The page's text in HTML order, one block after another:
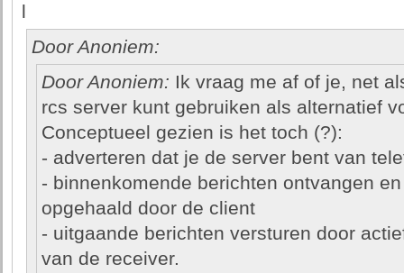
l
Door Anoniem:
Door Anoniem: Ik vraag me af of je, net
rcs server kunt gebruiken als alternatief
Conceptueel gezien is het toch (?):
- adverteren dat je de server bent van
- binnenkomende berichten ontvangen
opgehaald door de client
- uitgaande berichten versturen door
van de receiver.